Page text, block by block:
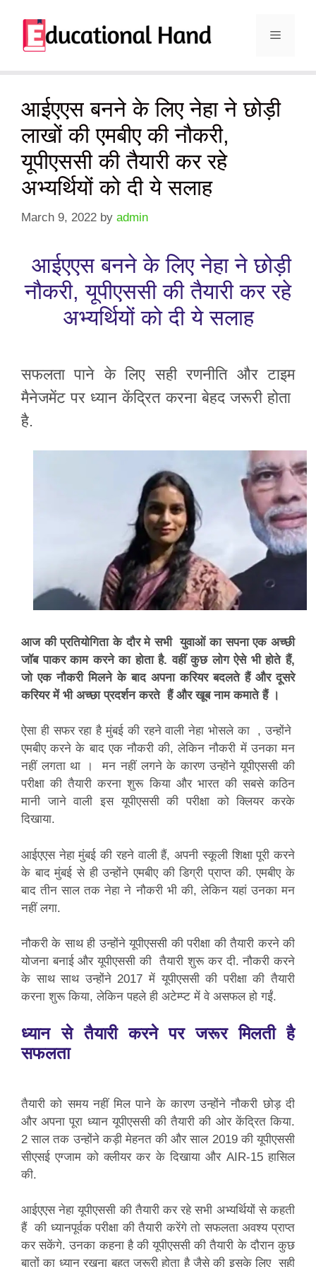
content
Menu
​आईएएस बनने के लिए नेहा ने छोड़ी
लाखों की एमबीए की नौकरी,
यूपीएससी की तैयारी कर रहे
अभ्यर्थियों को दी ये सलाह
March 9, 2022 by admin
​आईएएस बनने के लिए नेहा ने छोड़ी
नौकरी, यूपीएससी की तैयारी कर रहे
अभ्यर्थियों को दी ये सलाह
सफलता पाने के लिए सही रणनीति और टाइम
मैनेजमेंट पर ध्यान केंद्रित करना बेहद जरूरी होता
है.
आज की प्रतियोगिता के दौर मे सभी युवाओं का सपना एक अच्छी
जॉब पाकर काम करने का होता है. वहीं कुछ लोग ऐसे भी होते हैं,
जो एक नौकरी मिलने के बाद अपना करियर बदलते हैं और दूसरे
करियर में भी अच्छा प्रदर्शन करते हैं और खूब नाम कमाते हैं ।
ऐसा ही सफर रहा है मुंबई की रहने वाली नेहा भोसले का , उन्होंने
एमबीए करने के बाद एक नौकरी की, लेकिन नौकरी में उनका मन
नहीं लगता था । मन नहीं लगने के कारण उन्होंने यूपीएससी की
परीक्षा की तैयारी करना शुरू किया और भारत की सबसे कठिन
मानी जाने वाली इस यूपीएससी की परीक्षा को क्लियर करके
दिखाया.
आईएएस नेहा मुंबई की रहने वाली हैं, अपनी स्कूली शिक्षा पूरी करने
के बाद मुंबई से ही उन्होंने एमबीए की डिग्री प्राप्त की. एमबीए के
बाद तीन साल तक नेहा ने नौकरी भी की, लेकिन यहां उनका मन
नहीं लगा.
नौकरी के साथ ही उन्होंने यूपीएससी की परीक्षा की तैयारी करने की
योजना बनाई और यूपीएससी की तैयारी शुरू कर दी. नौकरी करने
के साथ साथ उन्होंने 2017 में यूपीएससी की परीक्षा की तैयारी
करना शुरू किया, लेकिन पहले ही अटेम्प्ट में वे असफल हो गईं.
ध्यान से तैयारी करने पर जरूर मिलती है
सफलता
तैयारी को समय नहीं मिल पाने के कारण उन्होंने नौकरी छोड़ दी
और अपना पूरा ध्यान यूपीएससी की तैयारी की ओर केंद्रित किया.
2 साल तक उन्होंने कड़ी मेहनत की और साल 2019 की यूपीएससी
सीएसई एग्जाम को क्लीयर कर के दिखाया और AIR-15 हासिल
की.
आईएएस नेहा यूपीएससी की तैयारी कर रहे सभी अभ्यर्थियों से कहती
हैं की ध्यानपूर्वक परीक्षा की तैयारी करेंगे तो सफलता अवश्य प्राप्त
कर सकेंगे. उनका कहना है की यूपीएससी की तैयारी के दौरान कुछ
बातों का ध्यान रखना बहुत जरूरी होता है जैसे की इसके लिए सही